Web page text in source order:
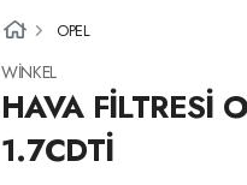
OPEL
WİNKEL
HAVA FİLTRESİ
1.7CDTİ